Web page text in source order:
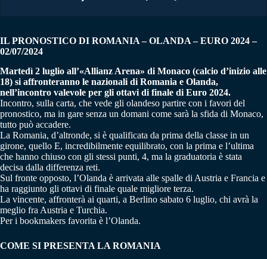
IL PRONOSTICO DI ROMANIA – OLANDA – EURO 2024 –
02/07/2024
Martedì 2 luglio all’«Allianz Arena» di Monaco (calcio d’inizio alle
18) si affronteranno le nazionali di Romania e Olanda,
nell’incontro valevole per gli ottavi di finale di Euro 2024.
Incontro, sulla carta, che vede gli olandeso partire con i favori del
pronostico, ma in gare senza un domani come sarà la sfida di Monaco,
tutto può accadere.
La Romania, d’altronde, si è qualificata da prima della classe in un
girone, quello E, incredibilmente equilibrato, con la prima e l’ultima
che hanno chiuso con gli stessi punti, 4, ma la graduatoria è stata
decisa dalla differenza reti.
Sul fronte opposto, l’Olanda è arrivata alle spalle di Austria e Francia e
ha raggiunto gli ottavi di finale quale migliore terza.
La vincente, affronterà ai quarti, a Berlino sabato 6 luglio, chi avrà la
meglio fra Austria e Turchia.
Per i bookmakers favorita è l’Olanda.
COME SI PRESENTA LA ROMANIA